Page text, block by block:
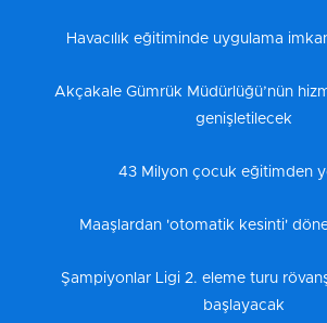
Havacılık eğitiminde uygulama
Akçakale Gümrük Müdürlüğü’nün
genişletilecek
43 Milyon çocuk eğitimden
Maaşlardan 'otomatik kesinti'
Şampiyonlar Ligi 2. eleme turu
başlayacak